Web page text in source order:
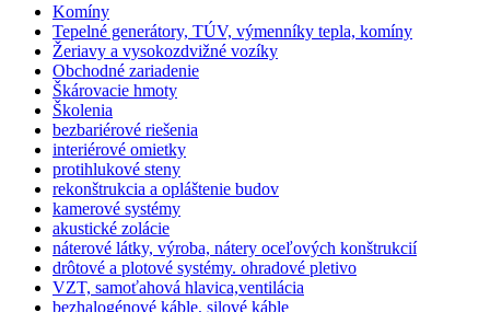
Komíny
Tepelné generátory, TÚV, výmenníky tepla, komíny
Žeriavy a vysokozdvižné vozíky
Obchodné zariadenie
Škárovacie hmoty
Školenia
bezbariérové riešenia
interiérové omietky
protihlukové steny
rekonštrukcia a opláštenie budov
kamerové systémy
akustické zolácie
náterové látky, výroba, nátery oceľových konštrukcií
drôtové a plotové systémy. ohradové pletivo
VZT, samoťahová hlavica,ventilácia
bezhalogénové káble, silové káble